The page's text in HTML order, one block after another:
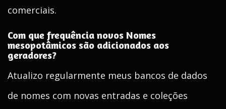
comerciais.
Com que frequência novos Nomes
mesopotâmicos são adicionados aos
geradores?
Atualizo regularmente meus bancos de dados
de nomes com novas entradas e coleções